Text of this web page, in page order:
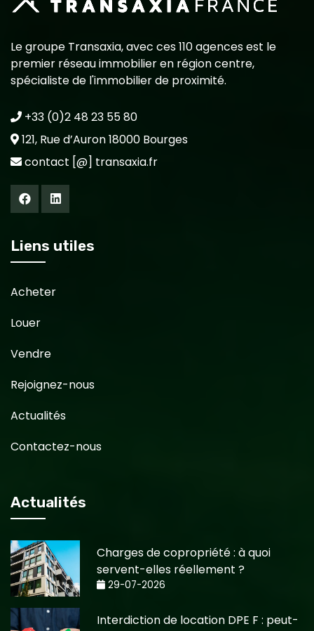
Le groupe Transaxia, avec ces 110 agences est le
premier réseau immobilier en région centre,
spécialiste de l'immobilier de proximité.
+33 (0)2 48 23 55 80
121, Rue d’Auron 18000 Bourges
contact [@] transaxia.fr
Liens utiles
Acheter
Louer
Vendre
Rejoignez-nous
Actualités
Contactez-nous
Actualités
Charges de copropriété : à quoi
servent-elles réellement ?
29-07-2026
Interdiction de location DPE F : peut-